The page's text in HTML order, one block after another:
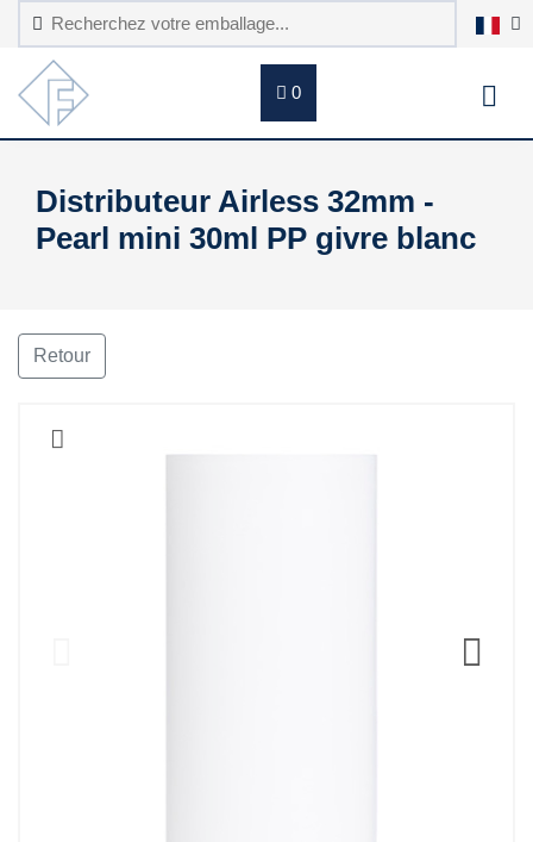
0
Distributeur Airless 32mm -
Pearl mini 30ml PP givre blanc
Retour